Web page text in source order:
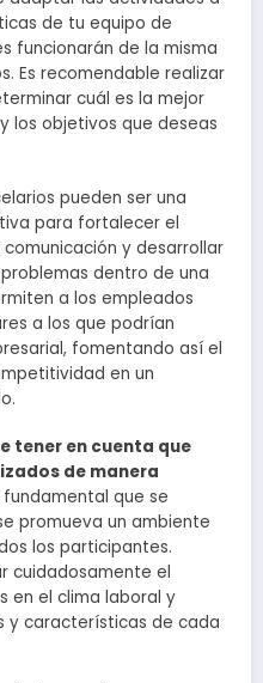
de tu equipo de
funcionarán de la misma
Es recomendable realizar
cuál es la mejor
los objetivos que deseas
pueden ser una
para fortalecer el
y desarrollar
dentro de una
a los empleados
a los que podrían
fomentando así el
en un
tener en cuenta que
de manera
fundamental que se
promueva un ambiente
los participantes.
cuidadosamente el
en el clima laboral y
y características de cada